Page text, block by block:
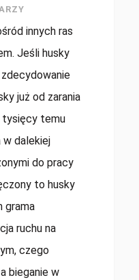
innych ras
Jeśli husky
już od zarania
tysięcy temu
w dalekiej
do pracy
to husky
grama
ruchu na
czego
bieganie w